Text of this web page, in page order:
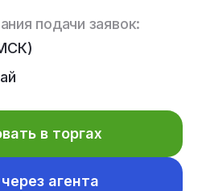
подачи заявок:
в торгах
агента